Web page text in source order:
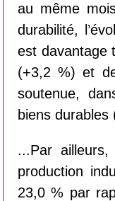
au même
durabilité,
est davantage
(+3,2 %) et
soutenue,
biens
...Par
production
23,0 % par